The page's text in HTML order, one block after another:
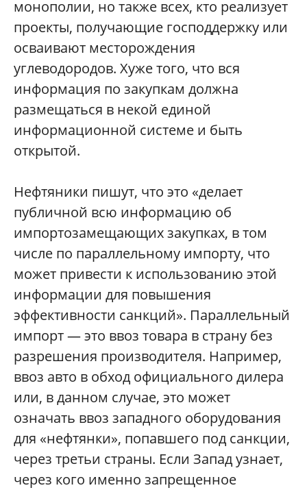
монополии, но также всех, кто реализует
проекты, получающие господдержку или
осваивают месторождения
углеводородов. Хуже того, что вся
информация по закупкам должна
размещаться в некой единой
информационной системе и быть
открытой.
Нефтяники пишут, что это «делает
публичной всю информацию об
импортозамещающих закупках, в том
числе по параллельному импорту, что
может привести к использованию этой
информации для повышения
эффективности санкций». Параллельный
импорт — это ввоз товара в страну без
разрешения производителя. Например,
ввоз авто в обход официального дилера
или, в данном случае, это может
означать ввоз западного оборудования
для «нефтянки», попавшего под санкции,
через третьи страны. Если Запад узнает,
через кого именно запрещенное